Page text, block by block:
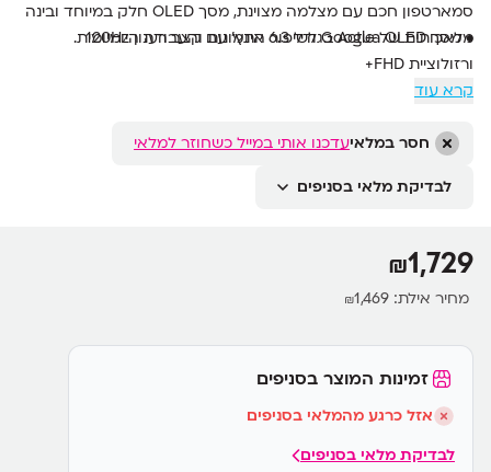
סמארטפון חכם עם מצלמה מצוינת, מסך OLED חלק במיוחד ובינה
מלאכותית של Google לשיפור התמונות והעבודה היומיומית.
• מסך Actua OLED בגודל 6.3 אינץ’ עם קצב רענון 120Hz
ורזולוציית FHD+
• מעבד Google Tensor G4 עם יכולות AI מתקדמות
• זיכרון 8GB RAM ואחסון גדול 256GB
• מערכת Android 16 עם 7 שנות עדכונים
קרא עוד
חסר במלאיעדכנו אותי במייל כשחוזר למלאי
לבדיקת מלאי בסניפים
₪1,729
מחיר אילת: ₪1,469
זמינות המוצר בסניפים
אזל כרגע מהמלאי בסניפים
לבדיקת מלאי בסניפים